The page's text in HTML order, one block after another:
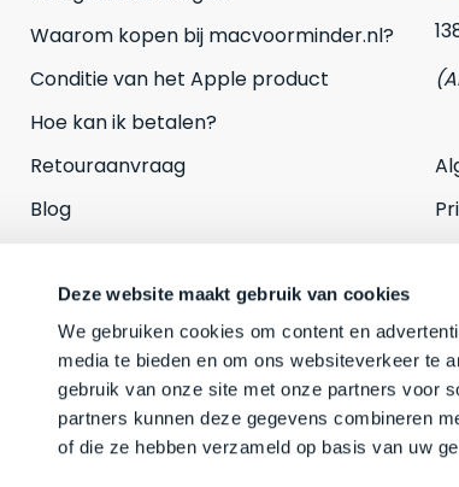
Deze website maakt gebruik van cookies
We gebruiken cookies om content en
media te bieden en om ons websiteverkeer te
gebruik van onze site met onze partners voor
partners kunnen deze gegevens combineren
of die ze hebben verzameld op basis van uw
Waarom kopen bij macvoorminder.nl?
Conditie van het Apple product
Hoe kan ik betalen?
Retouraanvraag
Blog